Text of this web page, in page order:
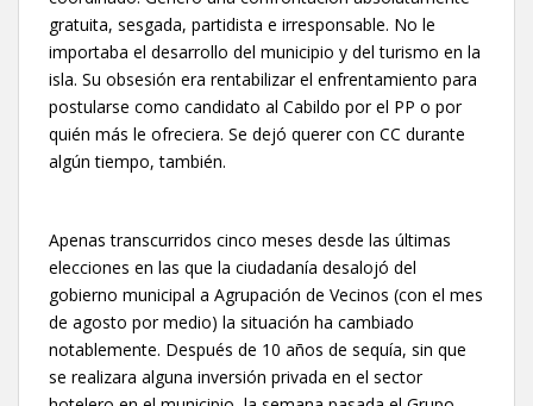
gratuita, sesgada, partidista e irresponsable. No le
importaba el desarrollo del municipio y del turismo en la
isla. Su obsesión era rentabilizar el enfrentamiento para
postularse como candidato al Cabildo por el PP o por
quién más le ofreciera. Se dejó querer con CC durante
algún tiempo, también.
Apenas transcurridos cinco meses desde las últimas
elecciones en las que la ciudadanía desalojó del
gobierno municipal a Agrupación de Vecinos (con el mes
de agosto por medio) la situación ha cambiado
notablemente. Después de 10 años de sequía, sin que
se realizara alguna inversión privada en el sector